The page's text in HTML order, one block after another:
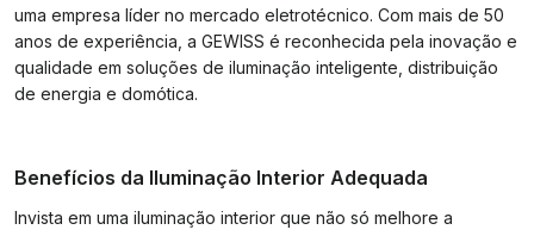
uma empresa líder no mercado eletrotécnico. Com mais de 50
anos de experiência, a GEWISS é reconhecida pela inovação e
qualidade em soluções de iluminação inteligente, distribuição
de energia e domótica.
Benefícios da Iluminação Interior Adequada
Invista em uma iluminação interior que não só melhore a